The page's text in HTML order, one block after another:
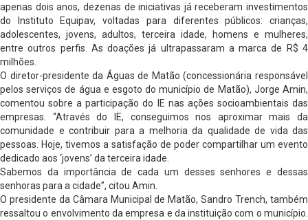
apenas dois anos, dezenas de iniciativas já receberam investimentos
do Instituto Equipav, voltadas para diferentes públicos: crianças,
adolescentes, jovens, adultos, terceira idade, homens e mulheres,
entre outros perfis. As doações já ultrapassaram a marca de R$ 4
milhões.
O diretor-presidente da Águas de Matão (concessionária responsável
pelos serviços de água e esgoto do município de Matão), Jorge Amin,
comentou sobre a participação do IE nas ações socioambientais das
empresas. “Através do IE, conseguimos nos aproximar mais da
comunidade e contribuir para a melhoria da qualidade de vida das
pessoas. Hoje, tivemos a satisfação de poder compartilhar um evento
dedicado aos ‘jovens’ da terceira idade.
Sabemos da importância de cada um desses senhores e dessas
senhoras para a cidade”, citou Amin.
O presidente da Câmara Municipal de Matão, Sandro Trench, também
ressaltou o envolvimento da empresa e da instituição com o município.